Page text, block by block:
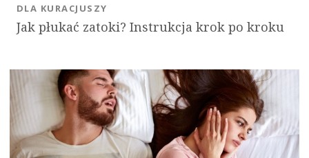
Jak płukać zatoki? Instrukcja krok po kroku
DLA KURACJUSZY